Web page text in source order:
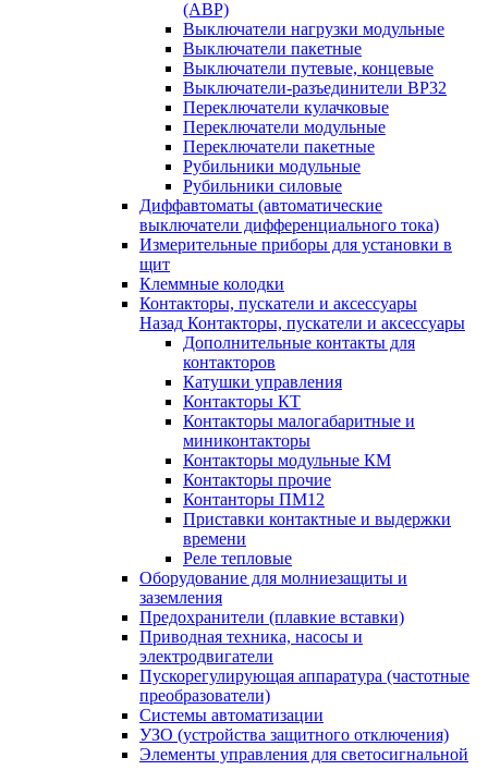
(АВР)
Выключатели нагрузки модульные
Выключатели пакетные
Выключатели путевые, концевые
Выключатели-разъединители ВР32
Переключатели кулачковые
Переключатели модульные
Переключатели пакетные
Рубильники модульные
Рубильники силовые
Диффавтоматы (автоматические
выключатели дифференциального тока)
Измерительные приборы для установки в
щит
Клеммные колодки
Контакторы, пускатели и аксессуары
Назад Контакторы, пускатели и аксессуары
Дополнительные контакты для
контакторов
Катушки управления
Контакторы КТ
Контакторы малогабаритные и
миниконтакторы
Контакторы модульные КМ
Контакторы прочие
Контанторы ПМ12
Приставки контактные и выдержки
времени
Реле тепловые
Оборудование для молниезащиты и
заземления
Предохранители (плавкие вставки)
Приводная техника, насосы и
электродвигатели
Пускорегулирующая аппаратура (частотные
преобразователи)
Системы автоматизации
УЗО (устройства защитного отключения)
Элементы управления для светосигнальной